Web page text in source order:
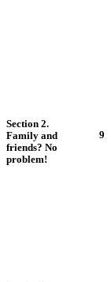
Section 2.
Family and
friends? No
problem!
9